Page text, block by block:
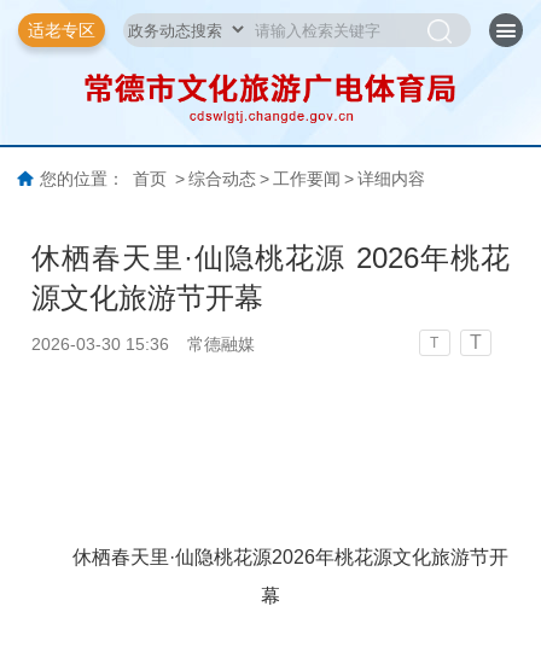
适老专区
您的位置： 首页 > 综合动态 > 工作要闻 > 详细内容
休栖春天里·仙隐桃花源 2026年桃花
源文化旅游节开幕
2026-03-30 15:36 常德融媒 T T
休栖春天里·仙隐桃花源2026年桃花源文化旅游节开
幕